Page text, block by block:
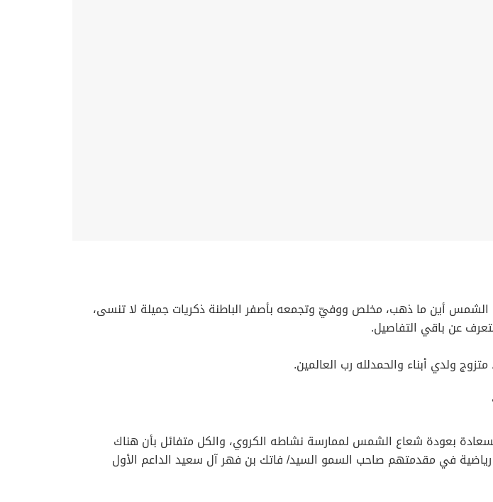
أين ما ذهب، مخلص ووفيّ وتجمعه بأصفر الباطنة ذكريات جميلة لا تنسى،
عن باقي التفاصيل.
ولدي أبناء والحمدلله رب العالمين.
بعودة شعاع الشمس لممارسة نشاطه الكروي، والكل متفائل بأن هناك
في مقدمتهم صاحب السمو السيد/ فاتك بن فهر آل سعيد الداعم الأول